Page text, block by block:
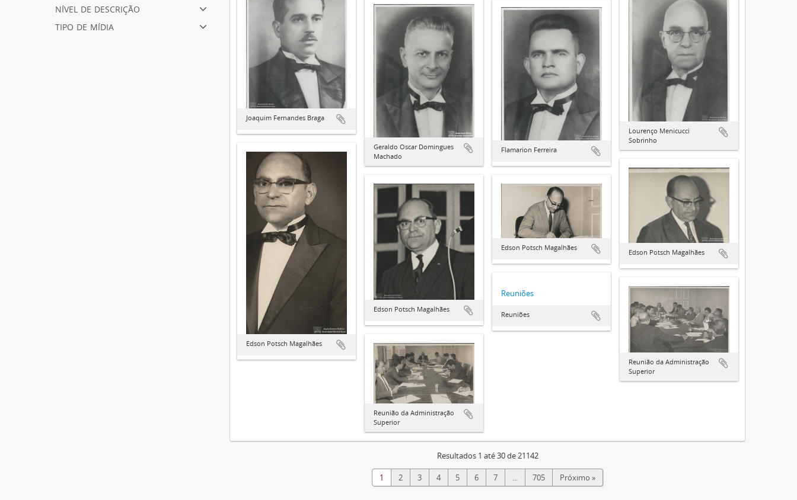
nível de descrição
tipo de mídia
Joaquim Fernandes Braga
Lourenço Menicucci
Sobrinho
Geraldo Oscar Domingues
Machado
Flamarion Ferreira
Edson Potsch Magalhães
Edson Potsch Magalhães
Edson Potsch Magalhães
Edson Potsch Magalhães
Reuniões
Reuniões
Reunião da Administração
Superior
Reunião da Administração
Superior
Resultados 1 até 30 de 21142
1 2 3 4 5 6 7 ... 705 Próximo »